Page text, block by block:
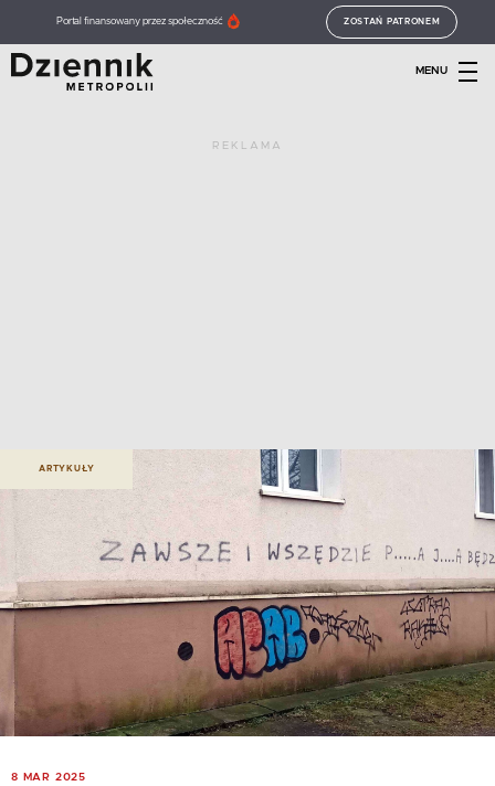
Portal finansowany przez społeczność ZOSTAŃ PATRONEM
MENU
REKLAMA
ARTYKUŁY
8 MAR 2025